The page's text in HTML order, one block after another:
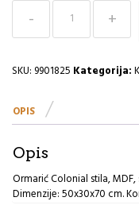
Kupaonski
ormarić
1
ladica+2
Tendance
mdf
SKU: 9901825 Kategorija:
OPIS
Opis
Ormarić Colonial stila,
Dimenzije: 50x30x70 cm.